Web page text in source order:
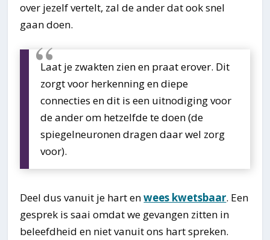
over jezelf vertelt, zal de ander dat ook snel
gaan doen.
Laat je zwakten zien en praat erover. Dit
zorgt voor herkenning en diepe
connecties en dit is een uitnodiging voor
de ander om hetzelfde te doen (de
spiegelneuronen dragen daar wel zorg
voor).
Deel dus vanuit je hart enwees kwetsbaar. Een
gesprek is saai omdat we gevangen zitten in
beleefdheid en niet vanuit ons hart spreken.